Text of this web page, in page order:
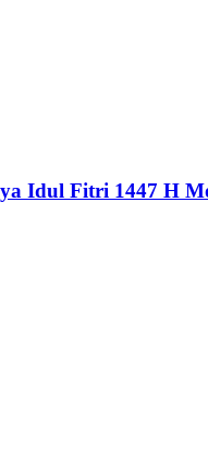
Idul Fitri 1447 H